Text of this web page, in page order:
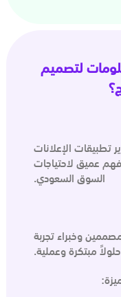
لتصميم
الإعلانات
عميق لاحتياجات
السوق السعودي.
وخبراء تجربة
مبتكرة وعملية.